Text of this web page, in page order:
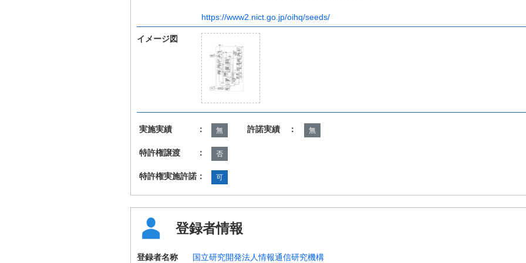
https://www2.nict.go.jp/oihq/seeds/
イメージ図
実施実績 ： 無 許諾実績 ： 無
特許権譲渡 ： 否
特許権実施許諾： 可
登録者情報
登録者名称 国立研究開発法人情報通信研究機構